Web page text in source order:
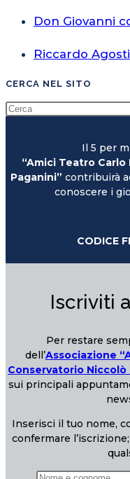
Don Giovanni
Riccardo
CERCA NEL SITO
Il 5 per
“Amici Teatro
Paganini” contribuirà
conoscere i
CODICE
Iscriviti
Per restare
dell’Associazione
Conservatorio Niccolò
sui principali
Inserisci il tuo nome,
confermare